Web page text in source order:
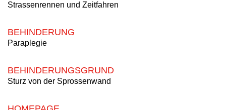
Strassenrennen und Zeitfahren
BEHINDERUNG
Paraplegie
BEHINDERUNGSGRUND
Sturz von der Sprossenwand